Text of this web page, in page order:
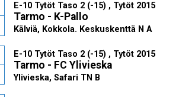
E-10 Tytöt Taso 2 (-15) , Tytöt 2015
Tarmo - K-Pallo
Kälviä, Kokkola. Keskuskenttä N A
E-10 Tytöt Taso 2 (-15) , Tytöt 2015
Tarmo - FC Ylivieska
Ylivieska, Safari TN B